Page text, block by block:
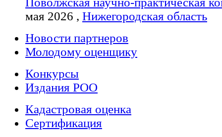
мая 2026 , Нижегородская область
Новости партнеров
Молодому оценщику
Конкурсы
Издания РОО
Кадастровая оценка
Сертификация